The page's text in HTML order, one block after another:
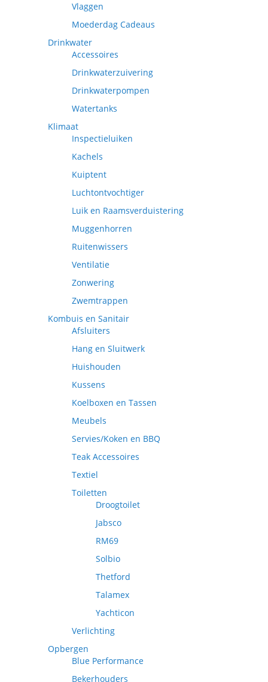
Vlaggen
Moederdag Cadeaus
Drinkwater
Accessoires
Drinkwaterzuivering
Drinkwaterpompen
Watertanks
Klimaat
Inspectieluiken
Kachels
Kuiptent
Luchtontvochtiger
Luik en Raamsverduistering
Muggenhorren
Ruitenwissers
Ventilatie
Zonwering
Zwemtrappen
Kombuis en Sanitair
Afsluiters
Hang en Sluitwerk
Huishouden
Kussens
Koelboxen en Tassen
Meubels
Servies/Koken en BBQ
Teak Accessoires
Textiel
Toiletten
Droogtoilet
Jabsco
RM69
Solbio
Thetford
Talamex
Yachticon
Verlichting
Opbergen
Blue Performance
Bekerhouders